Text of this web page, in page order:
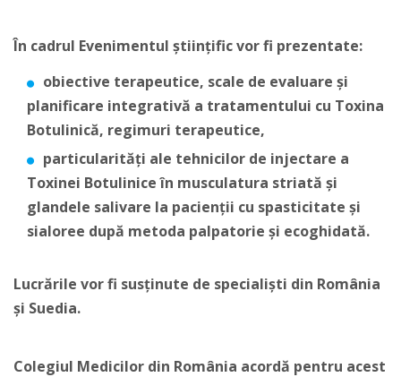
În cadrul Evenimentul științific vor fi prezentate:
obiective terapeutice, scale de evaluare și
planificare integrativă a tratamentului cu Toxina
Botulinică, regimuri terapeutice,
particularități ale tehnicilor de injectare a
Toxinei Botulinice în musculatura striată și
glandele salivare la pacienții cu spasticitate și
sialoree după metoda palpatorie și ecoghidată.
Lucrările vor fi susținute de specialiști din România
și Suedia.
Colegiul Medicilor din România acordă pentru acest